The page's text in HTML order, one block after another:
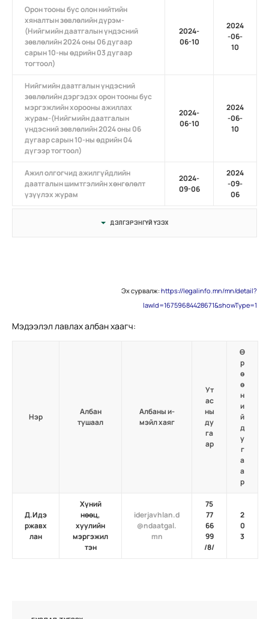
Орон тооны бус олон нийтийн
хяналтын зөвлөлийн дүрэм-
(Нийгмийн даатгалын үндэсний
зөвлөлийн 2024 оны 06 дугаар
сарын 10-ны өдрийн 03 дугаар
тогтоол)
2024-
06-10
2024
-06-
10
Нийгмийн даатгалын үндэсний
зөвлөлийн дэргэдэх орон тооны бус
мэргэжлийн хорооны ажиллах
журам-(Нийгмийн даатгалын
үндэсний зөвлөлийн 2024 оны 06
дугаар сарын 10-ны өдрийн 04
дүгээр тогтоол)
2024-
06-10
2024
-06-
10
Ажил олгогчид ажилгүйдлийн
даатгалын шимтгэлийн хөнгөлөлт
үзүүлэх журам
2024-
09-06
2024
-09-
06
ДЭЛГЭРЭНГҮЙ ҮЗЭХ
Эх сурвалж:https://legalinfo.mn/mn/detail?
lawId=16759684428671&showType=1
Мэдээлэл лавлах албан хаагч:
Нэр
Албан
тушаал
Албаны и-
мэйл хаяг
Ут
ас
ны
ду
га
ар
Ө
р
ө
ө
н
и
й
д
у
г
а
а
р
Д.Идэ
ржавх
лан
Хүний
нөөц,
хуулийн
мэргэжил
тэн
iderjavhlan.d
@ndaatgal.
mn
75
77
66
99
/8/
2
0
3